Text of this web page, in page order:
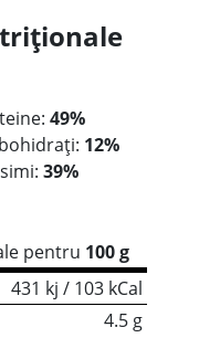
49%
12%
39%
pentru 100 g
431 kj / 103 kCal
4.5 g